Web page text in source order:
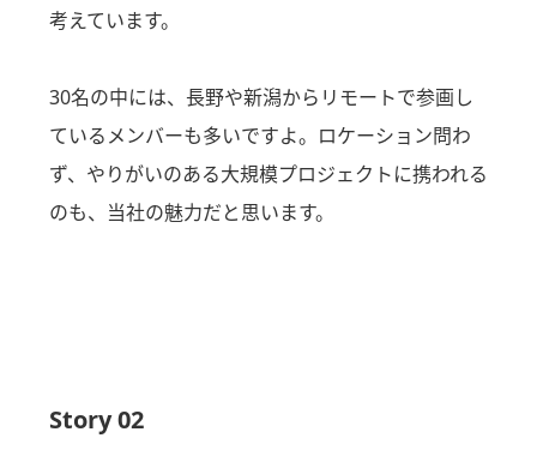
考えています。
30名の中には、長野や新潟からリモートで参画し
ているメンバーも多いですよ。ロケーション問わ
ず、やりがいのある大規模プロジェクトに携われる
のも、当社の魅力だと思います。
Story 02